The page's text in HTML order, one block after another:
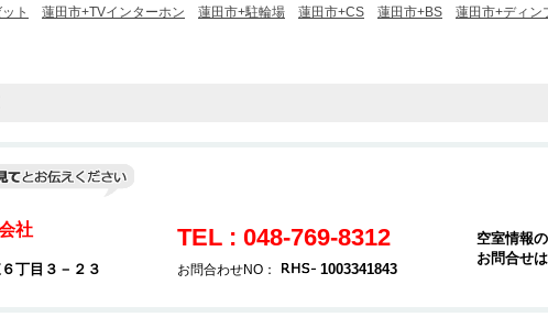
ト 蓮田市+TVインターホン 蓮田市+駐輪場 蓮田市+CS 蓮田市+BS 蓮田市+ディン
社
丁目３－２３
TEL : 048-769-8312
お問合わせNO： 1003341843
空室情報
お問合せ